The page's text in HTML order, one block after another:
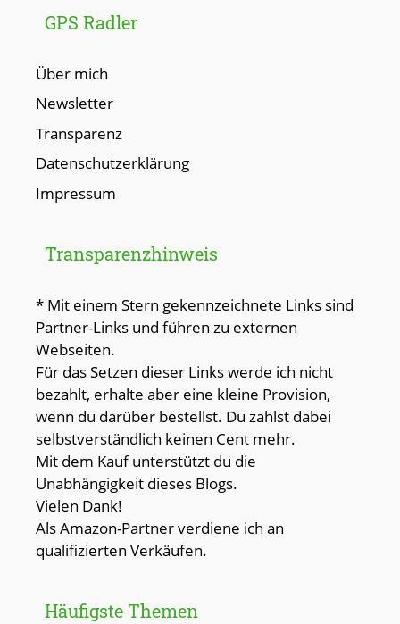
GPS Radler
Über mich
Newsletter
Transparenz
Datenschutzerklärung
Impressum
Transparenzhinweis
* Mit einem Stern gekennzeichnete Links sind
Partner-Links und führen zu externen
Webseiten.
Für das Setzen dieser Links werde ich nicht
bezahlt, erhalte aber eine kleine Provision,
wenn du darüber bestellst. Du zahlst dabei
selbstverständlich keinen Cent mehr.
Mit dem Kauf unterstützt du die
Unabhängigkeit dieses Blogs.
Vielen Dank!
Als Amazon-Partner verdiene ich an
qualifizierten Verkäufen.
Häufigste Themen